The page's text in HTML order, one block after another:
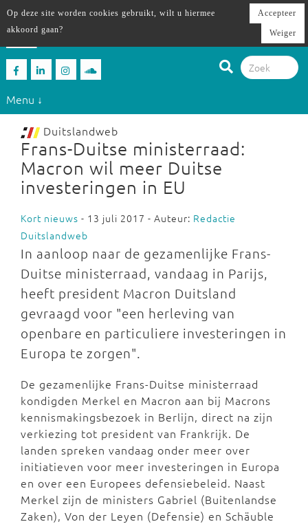
Menu ↓
Duitslandweb
Frans-Duitse ministerraad:
Macron wil meer Duitse
investeringen in EU
Kort nieuws - 13 juli 2017 - Auteur: Redactie
Duitslandweb
In aanloop naar de gezamenlijke Frans-
Duitse ministerraad, vandaag in Parijs,
heeft president Macron Duitsland
gevraagd voor "een herleving van
openbare en particuliere investeringen in
Europa te zorgen".
De gezamenlijke Frans-Duitse ministerraad
kondigden Merkel en Macron aan bij Macrons
kennismakingsbezoek in Berlijn, direct na zijn
verkiezing tot president van Frankrijk. De
landen spreken vandaag onder meer over
initiatieven voor meer investeringen in Europa
en over een Europees defensiebeleid. Naast
Merkel zijn de ministers Gabriel (Buitenlandse
Zaken), Von der Leyen (Defensie) en Schäuble
Op deze site worden cookies gebruikt, wilt u hiermee
akkoord gaan?
Accepteer
Weiger